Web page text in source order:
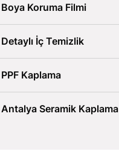
Boya Koruma Filmi
Detaylı İç Temizlik
PPF Kaplama
Antalya Seramik Kaplama